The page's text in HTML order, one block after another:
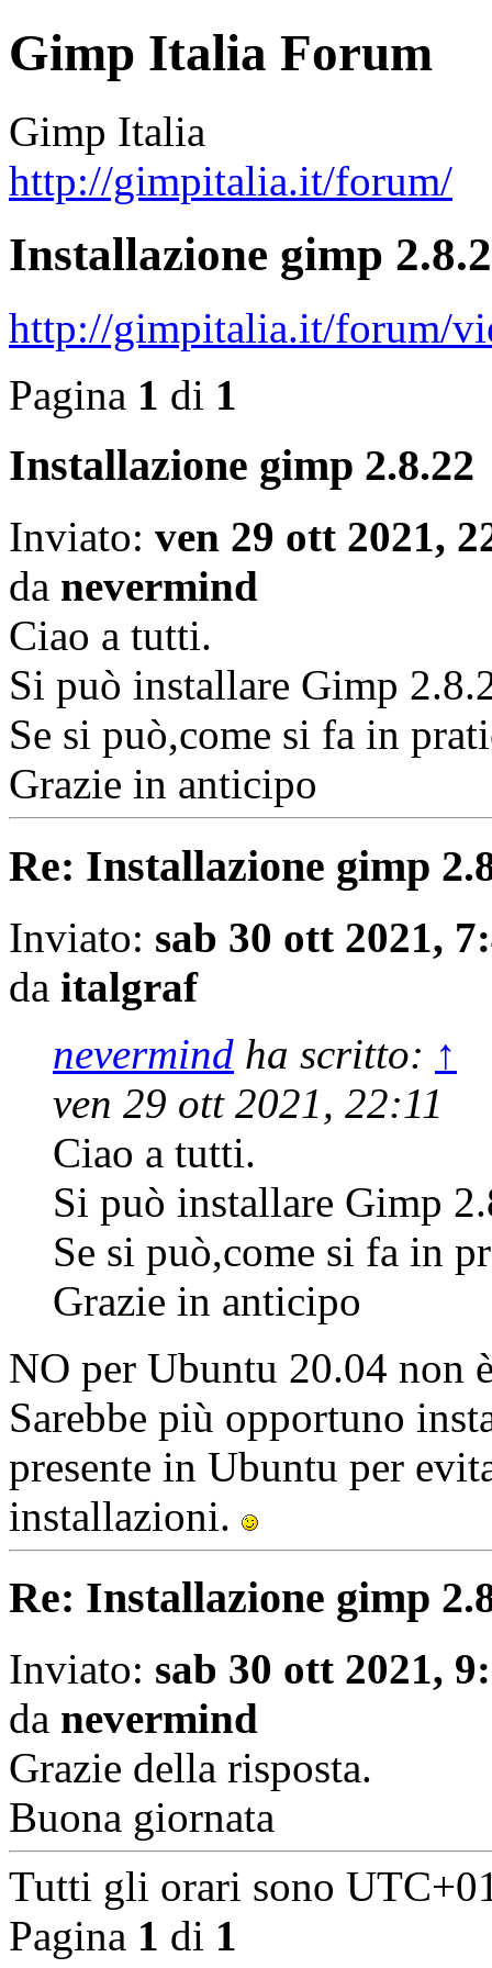
Gimp Italia Forum
Gimp Italia
http://gimpitalia.it/forum/
Installazione gimp
http://gimpitalia.it/forum/
Pagina 1 di 1
Installazione gimp 2.8.22
Inviato: ven 29 ott 2021,
da nevermind
Ciao a tutti.
Si può installare Gimp
Se si può,come si fa in
Grazie in anticipo
Re: Installazione gimp
Inviato: sab 30 ott 2021,
da italgraf
nevermind ha scritto: ↑
ven 29 ott 2021, 22:11
Ciao a tutti.
Si può installare Gimp
Se si può,come si fa in
Grazie in anticipo
NO per Ubuntu 20.04 non
Sarebbe più opportuno
presente in Ubuntu per
installazioni.
Re: Installazione gimp
Inviato: sab 30 ott 2021,
da nevermind
Grazie della risposta.
Buona giornata
Tutti gli orari sono
Pagina 1 di 1